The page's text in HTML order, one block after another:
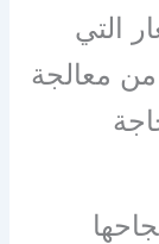
التي
معالجة